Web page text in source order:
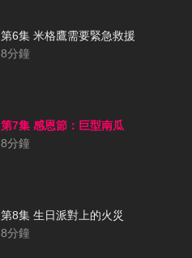
第6集 米格鷹需要緊急救援
8分鐘
第7集 感恩節：巨型南瓜
8分鐘
第8集 生日派對上的火災
8分鐘